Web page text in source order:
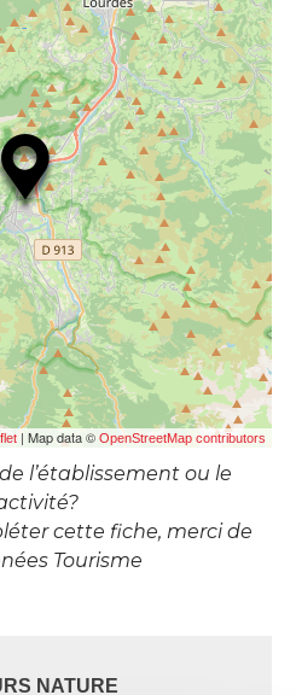
| Map data © OpenStreetMap contributors
l’établissement ou le
cette fiche, merci de
Tourisme
NATURE